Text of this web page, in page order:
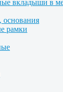
вкладыши в
рамки